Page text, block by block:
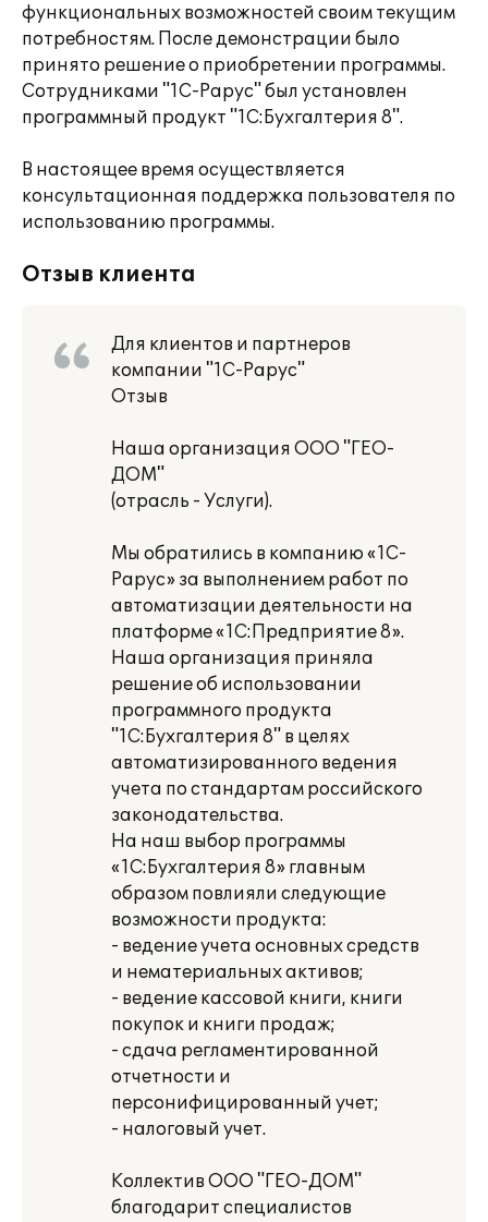
функциональных возможностей своим текущим
потребностям. После демонстрации было
принято решение о приобретении программы.
Сотрудниками "1С-Рарус" был установлен
программный продукт "1С:Бухгалтерия 8".
В настоящее время осуществляется
консультационная поддержка пользователя по
использованию программы.
Отзыв клиента
Для клиентов и партнеров
компании "1С-Рарус"
Отзыв
Наша организация ООО "ГЕО-
ДОМ"
(отрасль - Услуги).
Мы обратились в компанию «1С-
Рарус» за выполнением работ по
автоматизации деятельности на
платформе «1С:Предприятие 8».
Наша организация приняла
решение об использовании
программного продукта
"1С:Бухгалтерия 8" в целях
автоматизированного ведения
учета по стандартам российского
законодательства.
На наш выбор программы
«1С:Бухгалтерия 8» главным
образом повлияли следующие
возможности продукта:
- ведение учета основных средств
и нематериальных активов;
- ведение кассовой книги, книги
покупок и книги продаж;
- сдача регламентированной
отчетности и
персонифицированный учет;
- налоговый учет.
Коллектив ООО "ГЕО-ДОМ"
благодарит специалистов